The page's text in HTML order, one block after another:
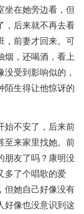
坐在她旁边看，但
，后来就不再去看
，前妻才回来。可
烟，还喝酒，看上
受到影响似的，
陌生得让他惊讶的
始不安了，后来前
至来家里找她。前
朋友了吗？康明没
多了个唱歌的爱
但她自己好像没有
好像也没意识到这